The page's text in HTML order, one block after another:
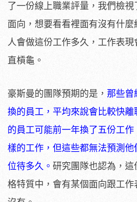
了一份線上職業評量，我們檢
面向，想要看看裡面有沒有什
人會做這份工作多久，工作表
直槓龜。
豪斯曼的團隊預期的是， 那些曾
換的員工，平均來說會比較快
的員工可能前一年換了五份工作
樣的工作，但這些都無法預測
位待多久。 研究團隊也認為，
格特質中，會有某個面向跟工